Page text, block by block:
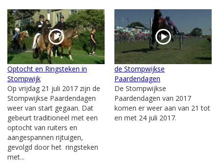
Optocht en Ringsteken in
Stompwijk
Op vrijdag 21 juli 2017 zijn de
Stompwijkse Paardendagen
weer van start gegaan. Dat
gebeurt traditioneel met een
optocht van ruiters en
aangespannen rijtuigen,
gevolgd door het ringsteken
met...
de Stompwijkse
Paardendagen
De Stompwijkse
Paardendagen van 2017
komen er weer aan van 21 tot
en met 24 juli 2017.